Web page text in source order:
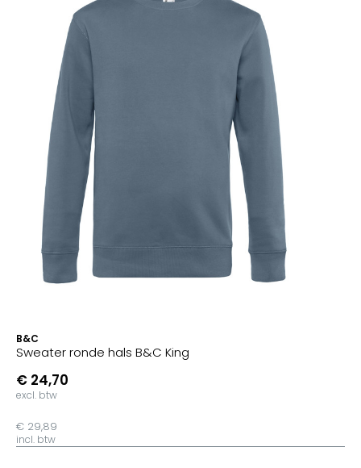
B&C
Sweater ronde hals B&C King
€ 24,70
excl. btw
€ 29,89
incl. btw